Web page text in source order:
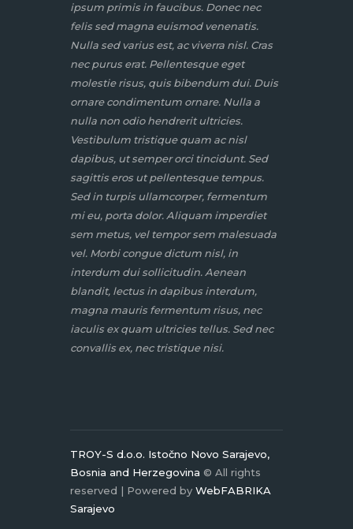
ipsum primis in faucibus. Donec nec
felis sed magna euismod venenatis.
Nulla sed varius est, ac viverra nisl. Cras
nec purus erat. Pellentesque eget
molestie risus, quis bibendum dui. Duis
ornare condimentum ornare. Nulla a
nulla non odio hendrerit ultricies.
Vestibulum tristique quam ac nisl
dapibus, ut semper orci tincidunt. Sed
sagittis eros ut pellentesque tempus.
Sed in turpis ullamcorper, fermentum
mi eu, porta dolor. Aliquam imperdiet
sem metus, vel tempor sem malesuada
vel. Morbi congue dictum nisl, in
interdum dui sollicitudin. Aenean
blandit, lectus in dapibus interdum,
magna mauris fermentum risus, nec
iaculis ex quam ultricies tellus. Sed nec
convallis ex, nec tristique nisi.
TROY-S d.o.o. Istočno Novo Sarajevo,
Bosnia and Herzegovina © All rights
reserved | Powered by WebFABRIKA
Sarajevo